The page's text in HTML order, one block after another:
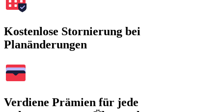
Kostenlose Stornierung bei
Planänderungen
Verdiene Prämien für jede